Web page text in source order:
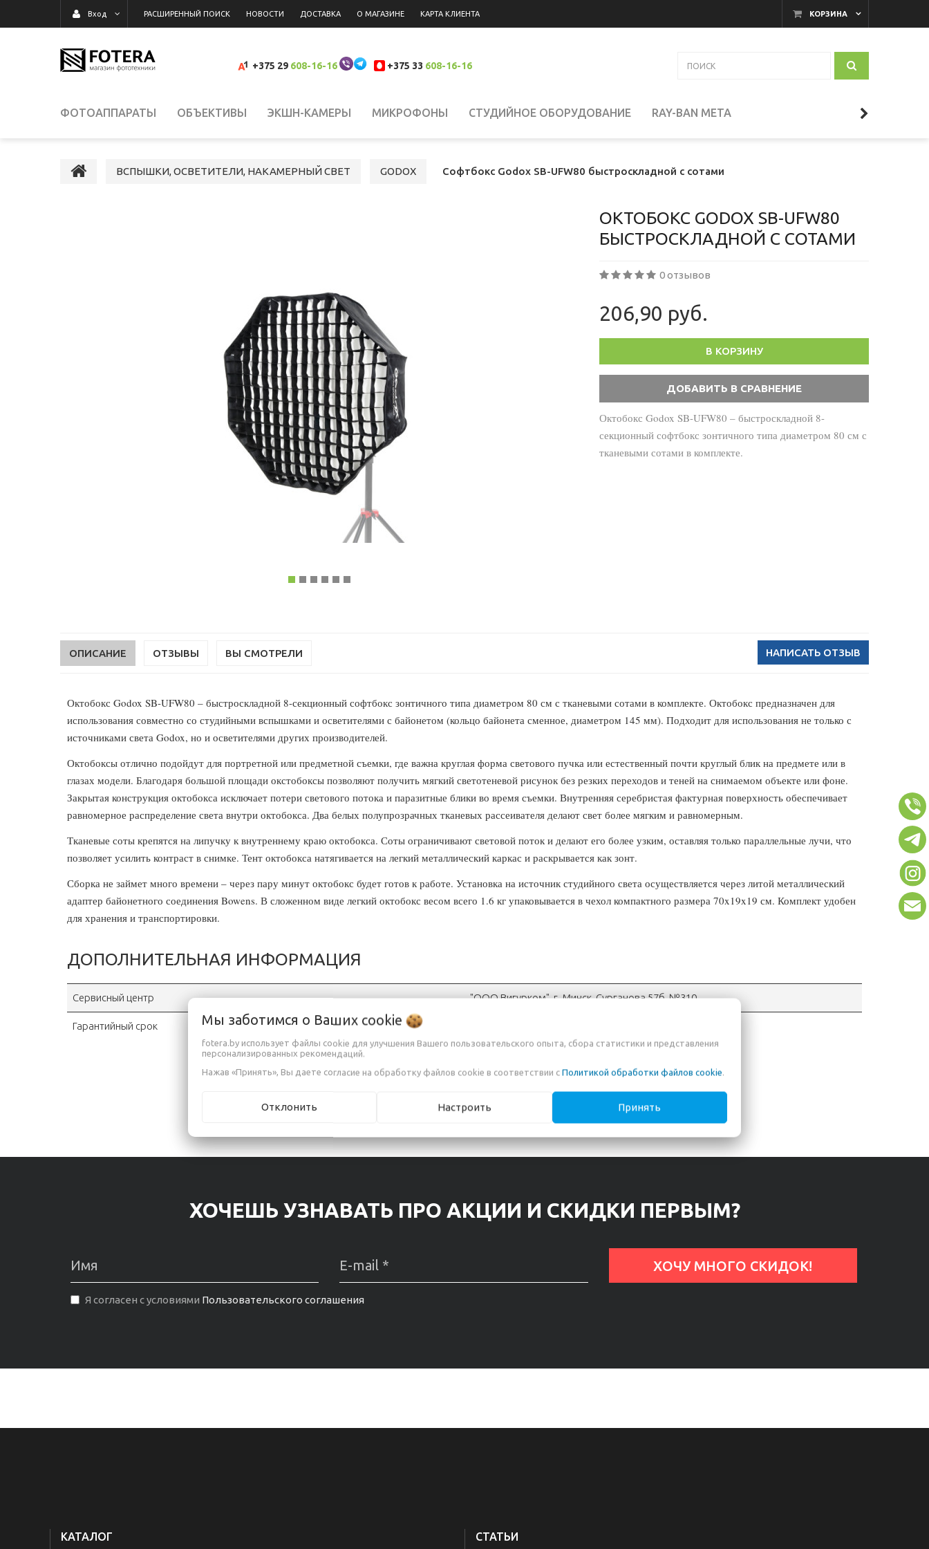
КОРЗИНА
Вход РАСШИРЕННЫЙ ПОИСК НОВОСТИ ДОСТАВКА О МАГАЗИНЕ КАРТА КЛИЕНТА
+375 29 608-16-16 +375 33 608-16-16
ФОТОАППАРАТЫ ОБЪЕКТИВЫ ЭКШН-КАМЕРЫ МИКРОФОНЫ СТУДИЙНОЕ ОБОРУДОВАНИЕ RAY-BAN META
БИНОКЛИ ТЕЛЕСКОПЫ
РАСПРОДАЖА
ВСПЫШКИ, ОСВЕТИТЕЛИ, НАКАМЕРНЫЙ СВЕТ GODOX Софтбокс Godox SB-UFW80 быстроскладной с сотами
ОКТОБОКС GODOX SB-UFW80
БЫСТРОСКЛАДНОЙ С СОТАМИ
0 отзывов
206,90 руб.
В КОРЗИНУ
Октобокс Godox SB-UFW80 – быстроскладной 8-
секционный софтбокс зонтичного типа диаметром 80 см с
тканевыми сотами в комплекте.
ОПИСАНИЕ ОТЗЫВЫ НАПИСАТЬ ОТЗЫВ
ВЫ СМОТРЕЛИ
Октобокс Godox SB-UFW80 – быстроскладной 8-секционный софтбокс зонтичного типа диаметром 80 см с тканевыми сотами в комплекте. Октобокс предназначен для
использования совместно со студийными вспышками и осветителями с байонетом (кольцо байонета сменное, диаметром 145 мм). Подходит для использования не только с
источниками света Godox, но и осветителями других производителей.
Октобоксы отлично подойдут для портретной или предметной съемки, где важна круглая форма светового пучка или естественный почти круглый блик на предмете или в
глазах модели. Благодаря большой площади окстобоксы позволяют получить мягкий светотеневой рисунок без резких переходов и теней на снимаемом объекте или фоне.
Закрытая конструкция октобокса исключает потери светового потока и паразитные блики во время съемки. Внутренняя серебристая фактурная поверхность обеспечивает
равномерное распределение света внутри октобокса. Два белых полупрозрачных тканевых рассеивателя делают свет более мягким и равномерным.
Тканевые соты крепятся на липучку к внутреннему краю октобокса. Соты ограничивают световой поток и делают его более узким, оставляя только параллельные лучи, что
позволяет усилить контраст в снимке. Тент октобокса натягивается на легкий металлический каркас и раскрывается как зонт.
Сборка не займет много времени – через пару минут октобокс будет готов к работе. Установка на источник студийного света осуществляется через литой металлический
адаптер байонетного соединения Bowens. В сложенном виде легкий октобокс весом всего 1.6 кг упаковывается в чехол компактного размера 70x19x19 см. Комплект удобен
для хранения и транспортировки.
ДОПОЛНИТЕЛЬНАЯ ИНФОРМАЦИЯ
Сервисный центр "OOO Вигурком", г. Минск, Сурганова 57б, №310
Гарантийный срок
ХОЧЕШЬ УЗНАВАТЬ ПРО АКЦИИ И СКИДКИ ПЕРВЫМ?
Я согласен с условиями Пользовательского соглашения
КАТАЛОГ СТАТЬИ
Мы заботимся о Ваших cookie
fotera.by использует файлы cookie для улучшения Вашего пользовательского опыта, сбора статистики и представления
персонализированных рекомендаций.
Нажав «Принять», Вы даете согласие на обработку файлов cookie в соответствии с Политикой обработки файлов cookie.
Отклонить Настроить Принять